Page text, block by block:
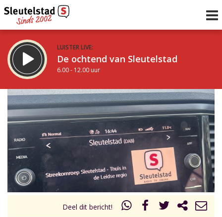
LUISTER LIVE:
De ochtend van Sleutelstad
6.00 - 12.00 uur
STRAKS:
De middag van Sleutelstad
12.00 - 19.00 uur
Vorig uur
uur 1 van 0 Volgend uur
Deel dit bericht!